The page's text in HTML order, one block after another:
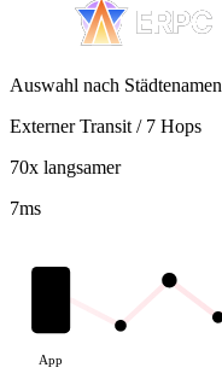
Auswahl nach Städtenamen
Externer Transit / 7 Hops
70x langsamer
7ms
App